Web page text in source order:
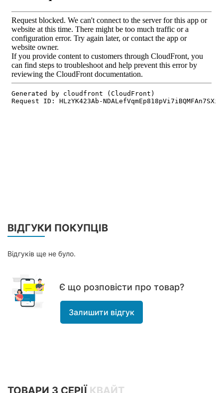
ВІДГУКИ ПОКУПЦІВ
Відгуків ще не було.
Є що розповісти про товар?
Залишити відгук
ТОВАРИ З СЕРІЇ КВАЙТ